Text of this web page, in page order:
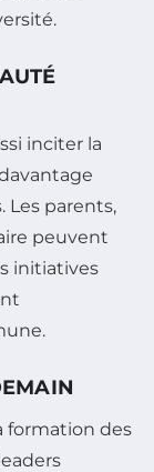
inciter la
Les parents,
peuvent
initiatives
formation des